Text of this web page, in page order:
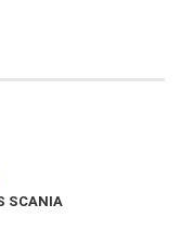
SCANIA